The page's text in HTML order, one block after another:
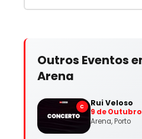
Outros Eventos
Arena
C Rui Veloso
9 de
Arena, Porto